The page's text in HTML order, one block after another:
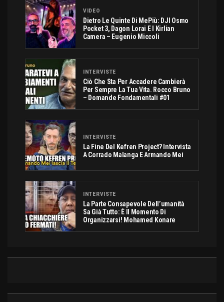
VIDEO
Dietro Le Quinte Di MePiù: DJI Osmo
Pocket 3, Dagon Lorai E I Kirlian
Camera – Eugenio Miccoli
INTERVISTE
Ciò Che Sta Per Accadere Cambierà
Per Sempre La Tua Vita. Rocco Bruno
– Domande Fondamentali #01
INTERVISTE
La Fine Del Kefren Project? Intervista
A Corrado Malanga E Armando Mei
INTERVISTE
La Parte Consapevole Dell’umanità
Sa Già Tutto: È Il Momento Di
Organizzarsi! Mohamed Konare